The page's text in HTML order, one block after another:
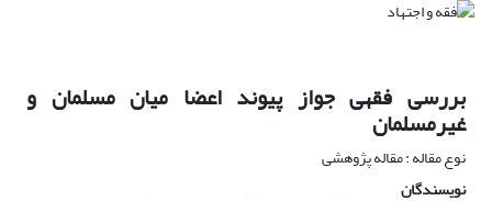
بررسی فقهی جواز پیوند اعضا میان مسلمان و
غیرمسلمان
نوع مقاله : مقاله پژوهشی
نویسندگان